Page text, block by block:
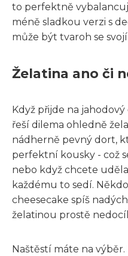
to perfektně
méně sladkou verzi s
může být tvaroh se
Želatina ano či
Když přijde na
řeší dilema ohledně
nádherně pevný dort,
perfektní kousky - což
nebo když chcete
každému to sedí.
cheesecake spíš
želatinou prostě
Naštěstí máte na